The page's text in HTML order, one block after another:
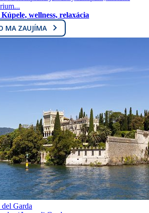
Kúpele, wellness, relaxácia
MA ZAUJÍMA
del Garda